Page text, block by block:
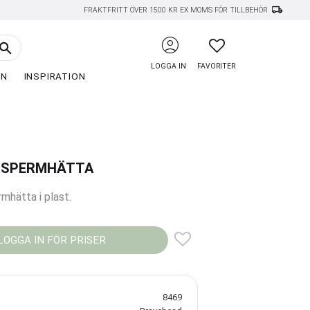
FRAKTFRITT ÖVER 1500 KR EX MOMS FÖR TILLBEHÖR local_shipping
account_circle
LOGGA IN
FAVORITER
FAVORITER
INSPIRATION
i plast.
IN FÖR PRISER
8469